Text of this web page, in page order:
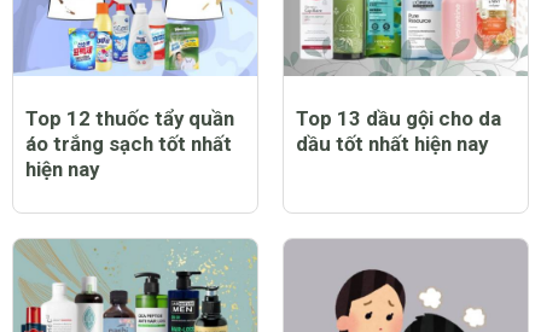
Top 12 thuốc tẩy quần
áo trắng sạch tốt nhất
hiện nay
Top 13 dầu gội cho da
dầu tốt nhất hiện nay